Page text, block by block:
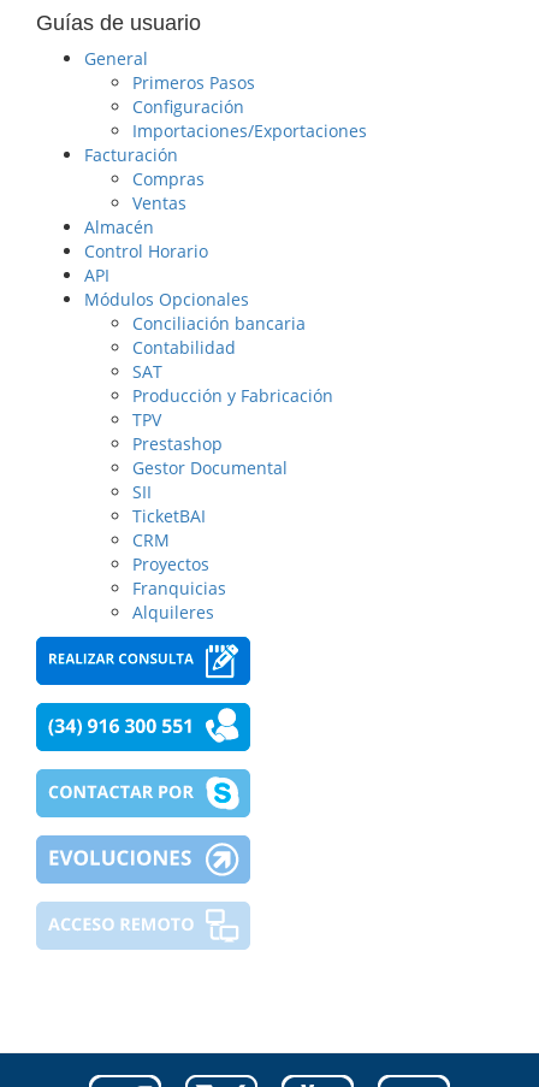
Guías de usuario
General
Primeros Pasos
Configuración
Importaciones/Exportaciones
Facturación
Compras
Ventas
Almacén
Control Horario
API
Módulos Opcionales
Conciliación bancaria
Contabilidad
SAT
Producción y Fabricación
TPV
Prestashop
Gestor Documental
SII
TicketBAI
CRM
Proyectos
Franquicias
Alquileres